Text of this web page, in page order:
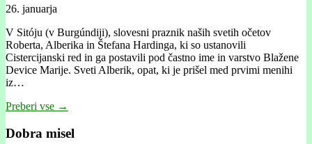
26. januarja
V Sitóju (v Burgúndiji), slovesni praznik naših svetih očetov
Roberta, Alberika in Štefana Hardinga, ki so ustanovili
Cistercijanski red in ga postavili pod častno ime in varstvo Blažene
Device Marije. Sveti Alberik, opat, ki je prišel med prvimi menihi
iz…
Preberi vse →
Dobra misel